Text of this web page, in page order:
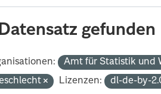
gefunden
Amt für Statistik und
Lizenzen: dl-de-by-